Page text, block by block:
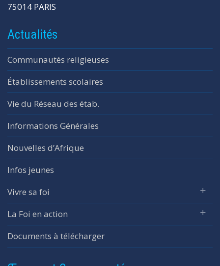
75014 PARIS
Actualités
Communautés religieuses
Établissements scolaires
Vie du Réseau des étab.
Informations Générales
Nouvelles d’Afrique
Infos jeunes
Vivre sa foi
La Foi en action
Documents à télécharger